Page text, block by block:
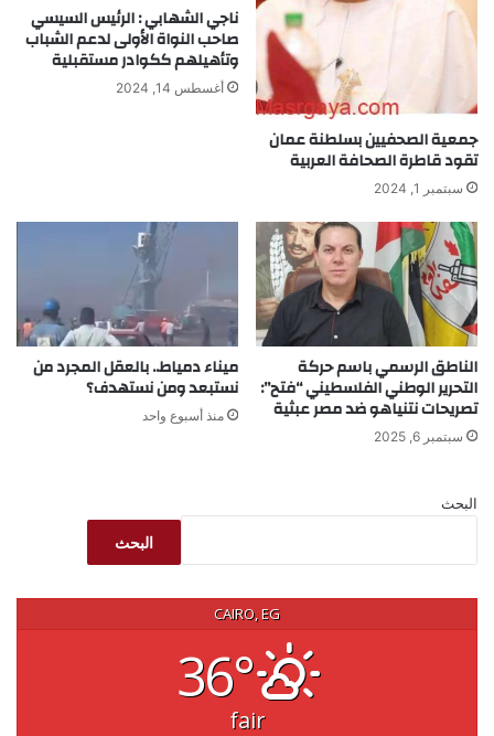
جمعية الصحفيين بسلطنة عمان
تقود قاطرة الصحافة العربية
سبتمبر 1, 2024
ناجي الشهابي : الرئيس السيسي
صاحب النواة الأولى لدعم الشباب
وتأهيلهم ككوادر مستقبلية
أغسطس 14, 2024
الناطق الرسمي باسم حركة
التحرير الوطني الفلسطيني “فتح”:
تصريحات نتنياهو ضد مصر عبثية
سبتمبر 6, 2025
ميناء دمياط.. بالعقل المجرد من
نستبعد ومن نستهدف؟
منذ أسبوع واحد
البحث
البحث
CAIRO, EG
36°
fair